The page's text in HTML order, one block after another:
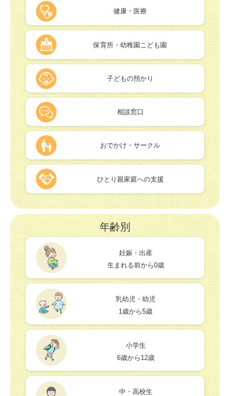
健康・医療
保育所・幼稚園こども園
子どもの預かり
相談窓口
おでかけ・サークル
ひとり親家庭への支援
年齢別
妊娠・出産
生まれる前から0歳
乳幼児・幼児
1歳から5歳
小学生
6歳から12歳
中・高校生